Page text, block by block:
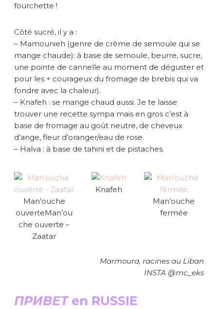
fourchette !
Côté sucré, il y a :
– Mamounieh (genre de crème de semoule qui se
mange chaude): à base de semoule, beurre, sucre,
une pointe de cannelle au moment de déguster et
pour les + courageux du fromage de brebis qui va
fondre avec la chaleur).
– Knafeh : se mange chaud aussi. Je te laisse
trouver une recette sympa mais en gros c’est à
base de fromage au goût neutre, de cheveux
d’ange, fleur d’oranger/eau de rose.
– Halva : à base de tahini et de pistaches.
Man’ouche
ouverteMan’ou
che ouverte –
Zaatar
Knafeh
Man’ouche
fermée
Marmoura, racines au Liban
INSTA @mc_eks
ПРИВЕТen RUSSIE